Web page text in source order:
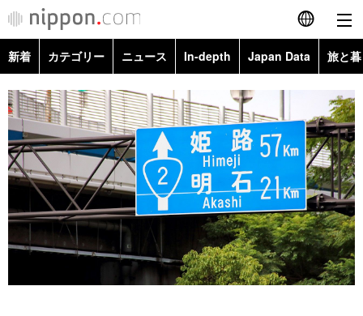
English
繁體字
Français
Español
العربية
カテゴリー
政治・外交
経済・ビジネス
ニュース
トップ
In-depth
新着 カテゴリー ニュース In-depth Japan Data 旅と
政治・外交
経済・ビジネス
国際・海外
社会
Images
People
東京
お知らせ